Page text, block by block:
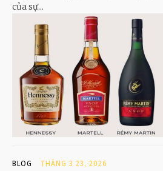
của sự...
BLOG THÁNG 3 23, 2026